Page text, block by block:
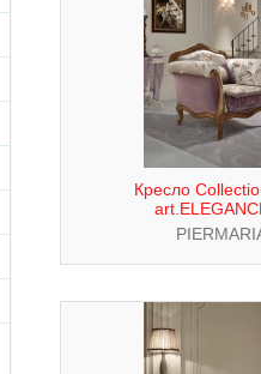
Кресло